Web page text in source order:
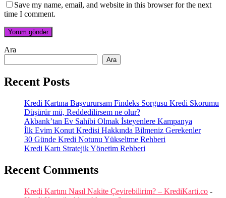
Save my name, email, and website in this browser for the next
time I comment.
Ara
Ara
Recent Posts
Kredi Kartına Başvurursam Findeks Sorgusu Kredi Skorumu
Düşürür mü, Reddedilirsem ne olur?
Akbank’tan Ev Sahibi Olmak İsteyenlere Kampanya
İlk Evim Konut Kredisi Hakkında Bilmeniz Gerekenler
30 Günde Kredi Notunu Yükseltme Rehberi
Kredi Kartı Stratejik Yönetim Rehberi
Recent Comments
Kredi Kartını Nasıl Nakite Çevirebilirim? – KrediKarti.co -